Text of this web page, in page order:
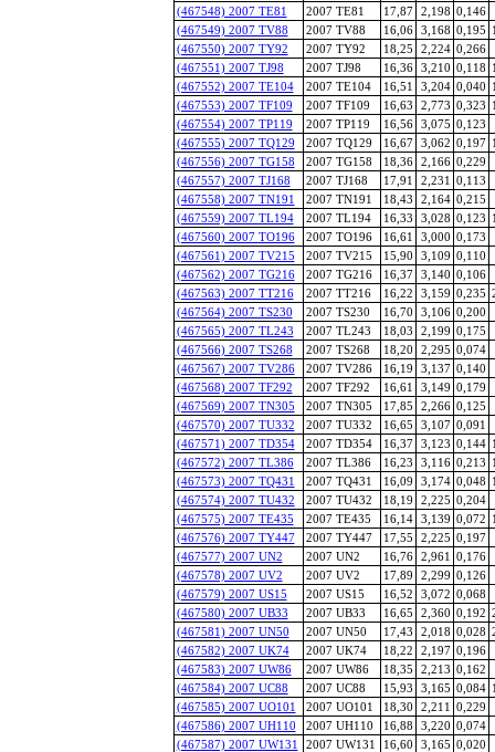
(467548) 2007 TE81
2007 TE81 17,87 2,198 0,146
(467549) 2007 TV88
2007 TV88 16,06 3,168 0,195
(467550) 2007 TY92
2007 TY92 18,25 2,224 0,266
(467551) 2007 TJ98
2007 TJ98 16,36 3,210 0,118
(467552) 2007 TE104
2007 TE104 16,51 3,204 0,040
(467553) 2007 TF109
2007 TF109 16,63 2,773 0,323
(467554) 2007 TP119
2007 TP119 16,56 3,075 0,123
(467555) 2007 TQ129
2007 TQ129 16,67 3,062 0,197
(467556) 2007 TG158
2007 TG158 18,36 2,166 0,229
(467557) 2007 TJ168
2007 TJ168 17,91 2,231 0,113
(467558) 2007 TN191
2007 TN191 18,43 2,164 0,215
(467559) 2007 TL194
2007 TL194 16,33 3,028 0,123
(467560) 2007 TO196
2007 TO196 16,61 3,000 0,173
(467561) 2007 TV215
2007 TV215 15,90 3,109 0,110
(467562) 2007 TG216
2007 TG216 16,37 3,140 0,106
(467563) 2007 TT216
2007 TT216 16,22 3,159 0,235
(467564) 2007 TS230
2007 TS230 16,70 3,106 0,200
(467565) 2007 TL243
2007 TL243 18,03 2,199 0,175
(467566) 2007 TS268
2007 TS268 18,20 2,295 0,074
(467567) 2007 TV286
2007 TV286 16,19 3,137 0,140
(467568) 2007 TF292
2007 TF292 16,61 3,149 0,179
(467569) 2007 TN305
2007 TN305 17,85 2,266 0,125
(467570) 2007 TU332
2007 TU332 16,65 3,107 0,091
(467571) 2007 TD354
2007 TD354 16,37 3,123 0,144
(467572) 2007 TL386
2007 TL386 16,23 3,116 0,213
(467573) 2007 TQ431
2007 TQ431 16,09 3,174 0,048
(467574) 2007 TU432
2007 TU432 18,19 2,225 0,204
(467575) 2007 TE435
2007 TE435 16,14 3,139 0,072
(467576) 2007 TY447
2007 TY447 17,55 2,225 0,197
(467577) 2007 UN2
2007 UN2 16,76 2,961 0,176
(467578) 2007 UV2
2007 UV2 17,89 2,299 0,126
(467579) 2007 US15
2007 US15 16,52 3,072 0,068
(467580) 2007 UB33
2007 UB33 16,65 2,360 0,192
(467581) 2007 UN50
2007 UN50 17,43 2,018 0,028
(467582) 2007 UK74
2007 UK74 18,22 2,197 0,196
(467583) 2007 UW86
2007 UW86 18,35 2,213 0,162
(467584) 2007 UC88
2007 UC88 15,93 3,165 0,084
(467585) 2007 UO101
2007 UO101 18,30 2,211 0,229
(467586) 2007 UH110
2007 UH110 16,88 3,220 0,074
(467587) 2007 UW131
2007 UW131 16,60 3,165 0,020